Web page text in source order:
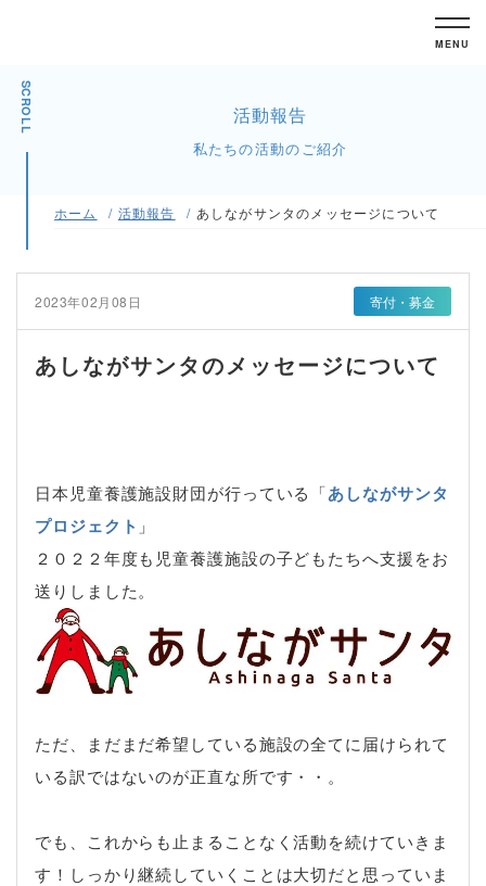
MENU
SCROLL 活動報告
私たちの活動のご紹介
ホーム 活動報告 あしながサンタのメッセージについて
2023年02月08日 寄付・募金
あしながサンタのメッセージについて
日本児童養護施設財団が行っている「あしながサンタ
プロジェクト 」
２０２２年度も児童養護施設の子どもたちへ支援をお
送りしました。
ただ、まだまだ希望している施設の全てに届けられて
いる訳ではないのが正直な所です・・。
でも、これからも止まることなく活動を続けていきま
す！しっかり継続していくことは大切だと思っていま